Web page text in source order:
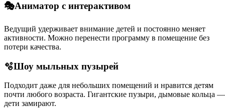
🎭Аниматор с интерактивом
Ведущий удерживает внимание детей и постоянно меняет
активности. Можно перенести программу в помещение без
потери качества.
🫧Шоу мыльных пузырей
Подходит даже для небольших помещений и нравится детям
почти любого возраста. Гигантские пузыри, дымовые кольца —
дети замирают.